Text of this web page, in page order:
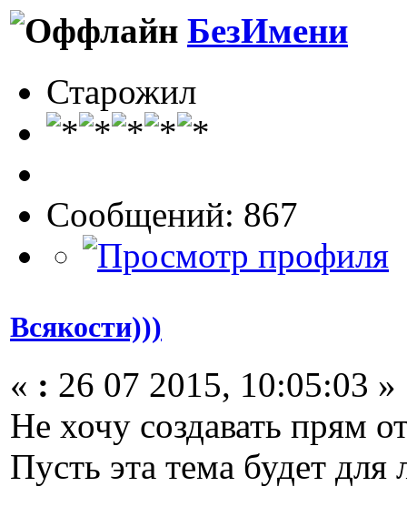
БезИмени
Старожил
Сообщений: 867
Всякости)))
« : 26 07 2015, 10:05:03 »
Не хочу создавать прям
Пусть эта тема будет